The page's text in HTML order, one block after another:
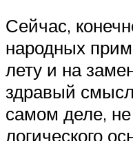
Сейчас,
народных
лету и на
здравый
самом деле,
логического